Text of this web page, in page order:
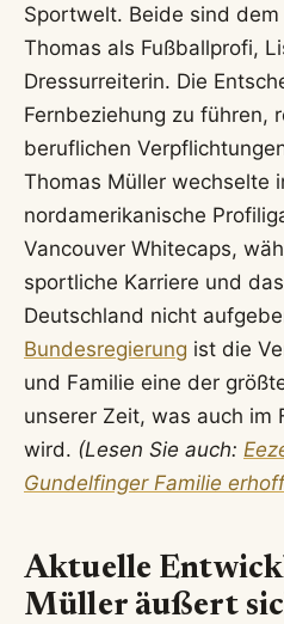
Sportwelt. Beide sind
Thomas als Fußballprofi,
Dressurreiterin. Die
Fernbeziehung zu führen,
beruflichen
Thomas Müller wechselte
nordamerikanische
Vancouver Whitecaps,
sportliche Karriere und
Deutschland nicht
Bundesregierung ist die
und Familie eine der
unserer Zeit, was auch im
wird. (Lesen Sie auch:
Gundelfinger Familie
Aktuelle
Müller äußert